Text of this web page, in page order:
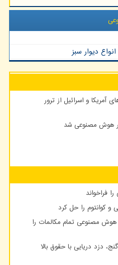
دیوار سبز
و اسرائیل از ترور
فراخواند
هوش مصنوعی تمام مکالمات را
دزد دریایی با حقوق بالا